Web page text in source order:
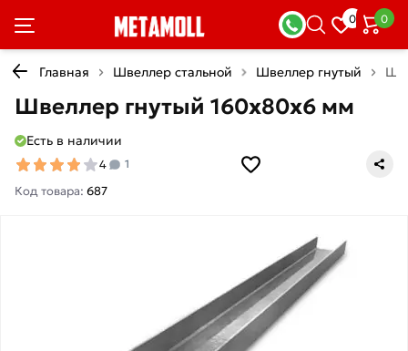
0 0
Главная Швеллер стальной Швеллер гнутый
Швеллер гнутый 160х80х6 мм
Есть в наличии
4 1
Код товара: 687